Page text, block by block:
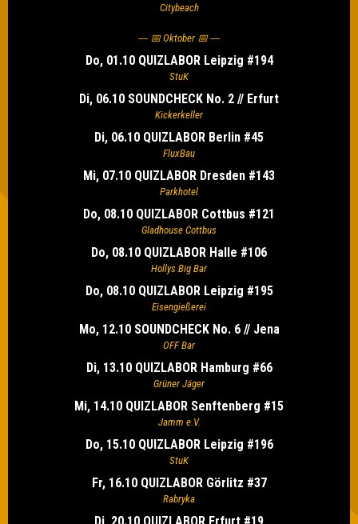
Citybeach
---- 📅 Oktober 📅 ----
Do, 01.10 QUIZLABOR Leipzig #194
StuK
Di, 06.10 SOUNDCHECK No. 2 // Erfurt
Kickerkeller
Di, 06.10 QUIZLABOR Berlin #45
FluxBau
Mi, 07.10 QUIZLABOR Dresden #143
Parkhotel
Do, 08.10 QUIZLABOR Cottbus #121
Gladhouse Cottbus
Do, 08.10 QUIZLABOR Halle #106
Hollys Big Bar
Do, 08.10 QUIZLABOR Leipzig #195
Eisengießerei
Mo, 12.10 SOUNDCHECK No. 6 // Jena
OFF Bar
Di, 13.10 QUIZLABOR Hamburg #66
Grüner Jäger
Mi, 14.10 QUIZLABOR Senftenberg #15
Jamm e.V.
Do, 15.10 QUIZLABOR Leipzig #196
StuK
Fr, 16.10 QUIZLABOR Görlitz #37
Rabryka